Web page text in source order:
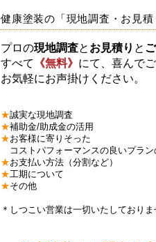
健康塗装の「現地調査・お見
プロの現地調査と お見積り と
すべて
《無料》 にて、喜んで
お気軽にお声掛けください。
★誠実な現地調査
★補助金/助成金の活用
★お客様に寄りそった
コストパフォーマンスの良いプラン
★お支払い方法（分割など）
★工期について
★その他
＊しつこい営業は一切いたしており